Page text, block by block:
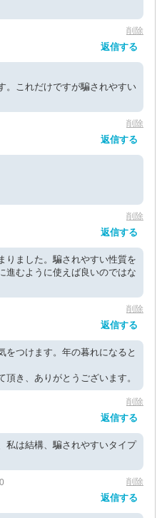
削除
返信する
。これだけですが騙されやすい
削除
返信する
削除
返信する
りました。騙されやすい性質を
進むように使えば良いのではな
削除
返信する
をつけます。年の暮れになると
き、ありがとうございます。
削除
返信する
私は結構、騙されやすいタイプ
削除
返信する